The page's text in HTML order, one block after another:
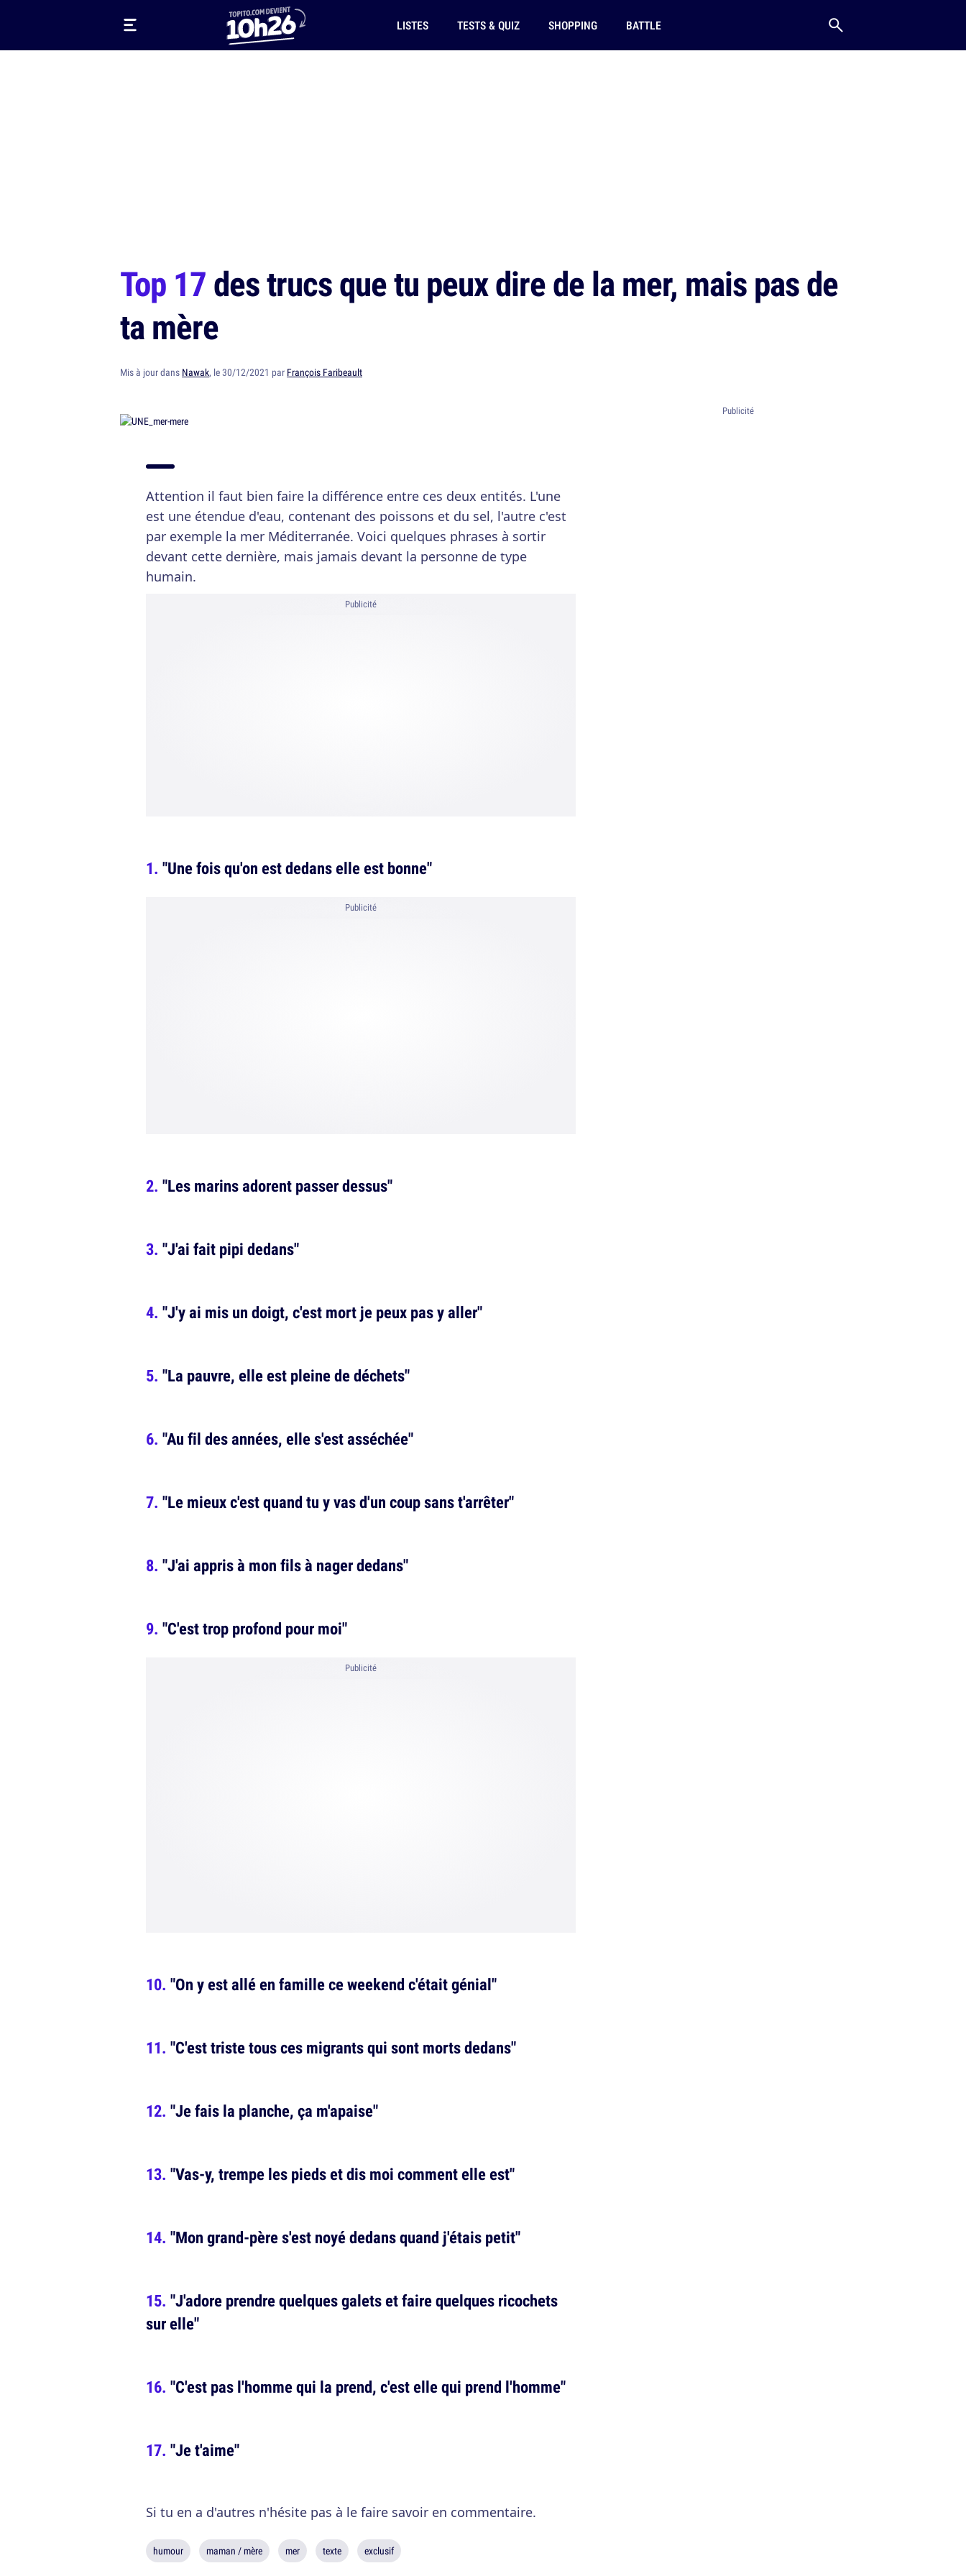
LISTES TESTS & QUIZ SHOPPING BATTLE
Top 17des trucs que tu peux dire de la mer, mais pas de
ta mère
Mis à jour dans Nawak, le 30/12/2021 par François Faribeault
Attention il faut bien faire la différence entre ces deux entités. L'une
est une étendue d'eau, contenant des poissons et du sel, l'autre c'est
par exemple la mer Méditerranée. Voici quelques phrases à sortir
devant cette dernière, mais jamais devant la personne de type
humain.
Publicité
"Une fois qu'on est dedans elle est bonne"
Publicité
"Les marins adorent passer dessus"
"J'ai fait pipi dedans"
"J'y ai mis un doigt, c'est mort je peux pas y aller"
"La pauvre, elle est pleine de déchets"
"Au fil des années, elle s'est asséchée"
"Le mieux c'est quand tu y vas d'un coup sans t'arrêter"
"J'ai appris à mon fils à nager dedans"
"C'est trop profond pour moi"
Publicité
"On y est allé en famille ce weekend c'était génial"
"C'est triste tous ces migrants qui sont morts dedans"
"Je fais la planche, ça m'apaise"
"Vas-y, trempe les pieds et dis moi comment elle est"
"Mon grand-père s'est noyé dedans quand j'étais petit"
"J'adore prendre quelques galets et faire quelques ricochets
sur elle"
"C'est pas l'homme qui la prend, c'est elle qui prend l'homme"
"Je t'aime"
Si tu en a d'autres n'hésite pas à le faire savoir en commentaire.
humour maman / mère mer texte exclusif